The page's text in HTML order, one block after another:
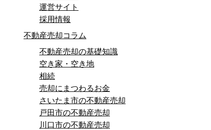
運営サイト
採用情報
不動産売却コラム
不動産売却の基礎知識
空き家・空き地
相続
売却にまつわるお金
さいたま市の不動産売却
戸田市の不動産売却
川口市の不動産売却